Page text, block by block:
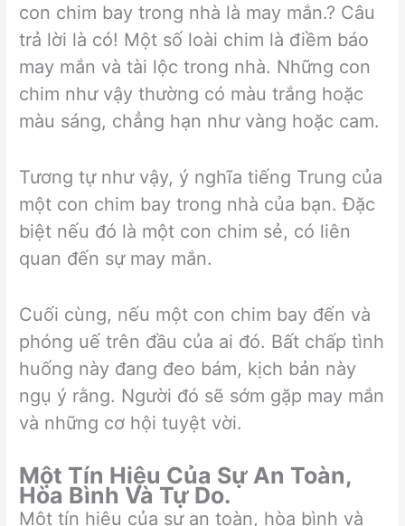
con chim bay trong nhà là may mắn.? Câu
trả lời là có! Một số loài chim là điềm báo
may mắn và tài lộc trong nhà. Những con
chim như vậy thường có màu trắng hoặc
màu sáng, chẳng hạn như vàng hoặc cam.
Tương tự như vậy, ý nghĩa tiếng Trung của
một con chim bay trong nhà của bạn. Đặc
biệt nếu đó là một con chim sẻ, có liên
quan đến sự may mắn.
Cuối cùng, nếu một con chim bay đến và
phóng uế trên đầu của ai đó. Bất chấp tình
huống này đang đeo bám, kịch bản này
ngụ ý rằng. Người đó sẽ sớm gặp may mắn
và những cơ hội tuyệt vời.
Một Tín Hiệu Của Sự An Toàn,
Hòa Bình Và Tự Do.
Một tín hiệu của sự an toàn, hòa bình và